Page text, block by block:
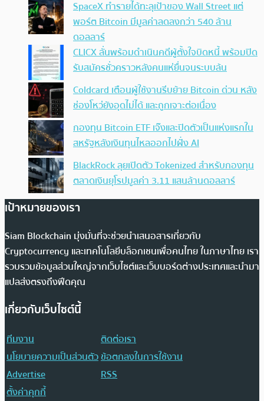
SpaceX ทำรายได้ทะลุเป้าของ Wall Street แต่
พอร์ต Bitcoin มีมูลค่าลดลงกว่า 540 ล้าน
ดอลลาร์
CLICX ลั่นพร้อมดำเนินคดีผู้ตั้งใจบิดหนี้ พร้อมปิด
รับสมัครชั่วคราวหลังคนแห่ยื่นจนระบบล้น
Coldcard เตือนผู้ใช้งานรีบย้าย Bitcoin ด่วน หลัง
ช่องโหว่ยังอุดไม่ได้ และถูกเจาะต่อเนื่อง
กองทุน Bitcoin ETF เจ๊งและปิดตัวเป็นแห่งแรกใน
สหรัฐหลังเงินทุนไหลออกไปฝั่ง AI
BlackRock ลุยเปิดตัว Tokenized สำหรับกองทุน
ตลาดเงินยุโรปมูลค่า 3.11 แสนล้านดอลลาร์
เป้าหมายของเรา
Siam Blockchain มุ่งมั่นที่จะช่วยนำเสนอสารเกี่ยวกับ
Cryptocurrency และเทคโนโลยีบล็อกเชนเพื่อคนไทย ในภาษาไทย เรา
รวบรวมข้อมูลส่วนใหญ่จากเว็บไซต์และเว็บบอร์ดต่างประเทศและนำมา
แปลส่งตรงถึงฟีดคุณ
เกี่ยวกับเว็บไซต์นี้
ทีมงาน
ติดต่อเรา
นโยบายความเป็นส่วนตัวข้อตกลงในการใช้งาน
Advertise
RSS
ตั้งค่าคุกกี้